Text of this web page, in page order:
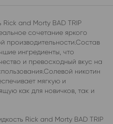
and Morty BAD TRIP
сочетание яркого
производительности.Состав
ингредиенты, что
и превосходный вкус на
никотин
мягкую и
как для новичков, так и
Rick and Morty BAD TRIP